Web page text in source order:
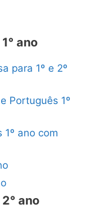
ano
para 1º e 2º
Português 1º
ano com
ano